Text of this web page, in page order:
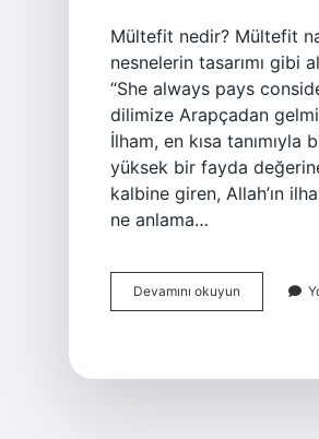
Mültefit nedir? Mültefit
nesnelerin tasarımı gibi
“She always pays
dilimize Arapçadan
İlham, en kısa
yüksek bir fayda
kalbine giren, Allah’ın
ne anlama…
Devamını okuyun
Ne